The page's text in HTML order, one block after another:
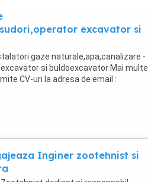
excavator si
gaze naturale,apa,canalizare -
si buldoexcavator Mai multe
CV-uri la adresa de email :
Inginer zootehnist si